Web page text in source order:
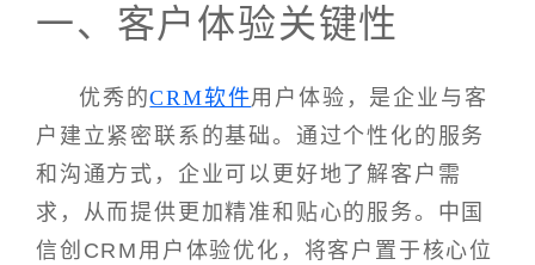
一、客户体验关键性
优秀的CRM软件用户体验，是企业与客
户建立紧密联系的基础。通过个性化的服务
和沟通方式，企业可以更好地了解客户需
求，从而提供更加精准和贴心的服务。中国
信创CRM用户体验优化，将客户置于核心位